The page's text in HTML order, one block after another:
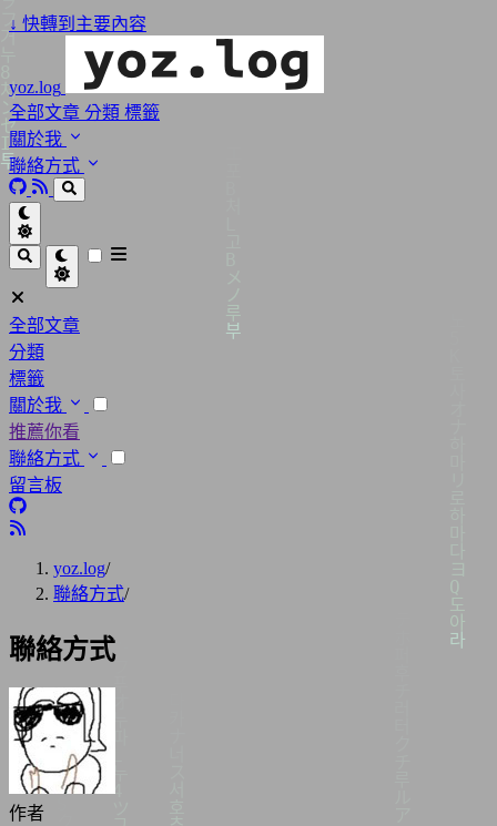
↓ 快轉到主要內容
yoz.log
全部文章 分類 標籤
關於我
聯絡方式
全部文章
分類
標籤
關於我
推薦你看
聯絡方式
留言板
yoz.log/
聯絡方式/
聯絡方式
作者